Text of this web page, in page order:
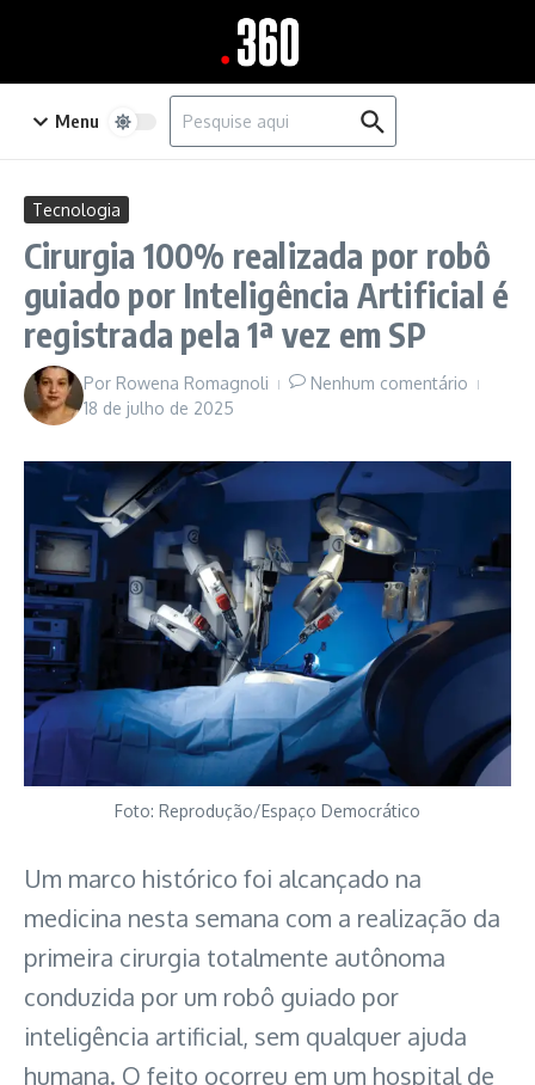
Menu
Procurar por:
Tecnologia
Cirurgia 100% realizada por robô
guiado por Inteligência Artificial é
registrada pela 1ª vez em SP
Por Rowena Romagnoli
Nenhum comentário
18 de julho de 2025
Foto: Reprodução/Espaço Democrático
Um marco histórico foi alcançado na
medicina nesta semana com a realização da
primeira cirurgia totalmente autônoma
conduzida por um robô guiado por
inteligência artificial, sem qualquer ajuda
humana. O feito ocorreu em um hospital de